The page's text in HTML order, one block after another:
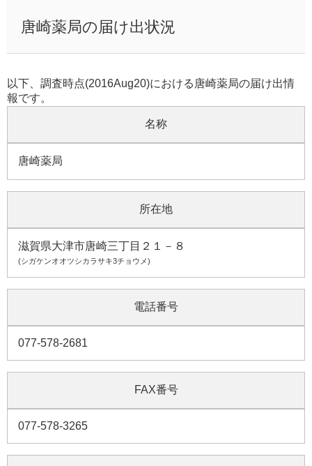
唐崎薬局の届け出状況
以下、調査時点(2016Aug20)における唐崎薬局の届け出情
報です。
名称
唐崎薬局
所在地
滋賀県大津市唐崎三丁目２１－８
(シガケンオオツシカラサキ3チョウメ)
電話番号
077-578-2681
FAX番号
077-578-3265